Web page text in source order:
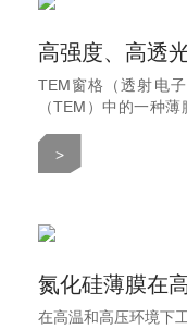
TEM窗格（透射电
（TEM）中的一种
膜，同时允许电子束
薄且具有高透过性
>
在高温和高压环境下